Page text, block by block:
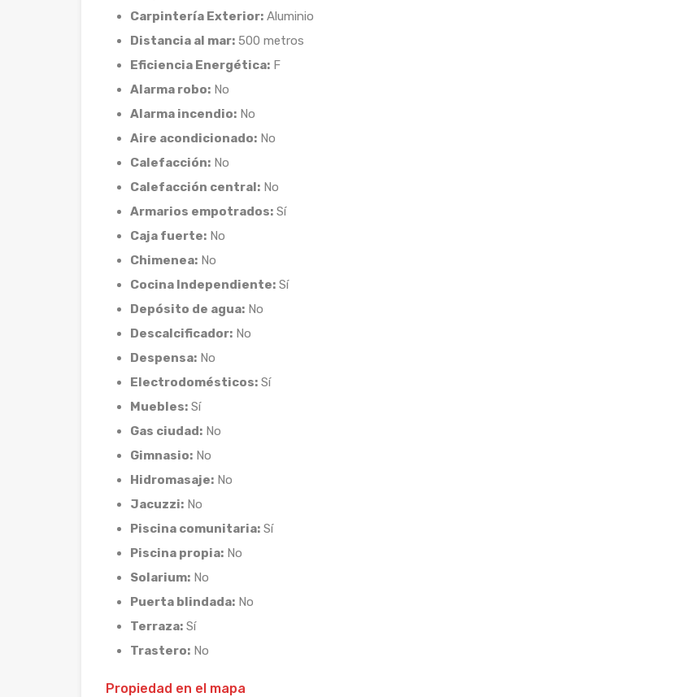
Carpintería Exterior: Aluminio
Distancia al mar: 500 metros
Eficiencia Energética: F
Alarma robo: No
Alarma incendio: No
Aire acondicionado: No
Calefacción: No
Calefacción central: No
Armarios empotrados: Sí
Caja fuerte: No
Chimenea: No
Cocina Independiente: Sí
Depósito de agua: No
Descalcificador: No
Despensa: No
Electrodomésticos: Sí
Muebles: Sí
Gas ciudad: No
Gimnasio: No
Hidromasaje: No
Jacuzzi: No
Piscina comunitaria: Sí
Piscina propia: No
Solarium: No
Puerta blindada: No
Terraza: Sí
Trastero: No
Propiedad en el mapa